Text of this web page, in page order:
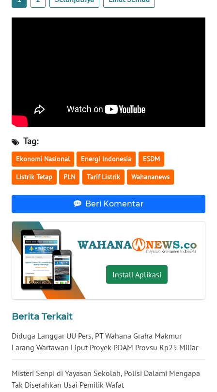
Tag:
Ekonomi Nasional Energi Indonesia ESDM
Listrik Tetap PLN Tarif Listrik Wahananews
Beri Komentar
Install Aplikasi
Berita Terkait
Diduga Langgar UU Pers, PT Wahana Graha Makmur
Larang Wartawan Liput Proyek PDAM Provsu Rp25 Miliar
Misteri Senpi di Yayasan Sekolah, Polisi Dalami Mengapa
Tak Diserahkan Usai Pemilik Wafat
WN
LAMPUNG
WN
WN
NUSANTARA
WN
JOGJA
WN
JATIM
WN
BALI
WN
KALBAR